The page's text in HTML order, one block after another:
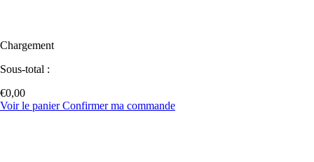
Chargement
Sous-total :
€0,00
Voir le panierConfirmer ma commande